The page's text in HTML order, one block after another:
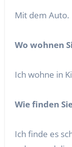
Mit dem Auto.
Wo wohnen
Ich wohne in
Wie finden
Ich finde es